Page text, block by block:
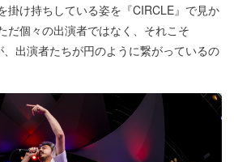
掛け持ちしている姿を『CIRCLE』で見か
だ個々の出演者ではなく、それこそ
、出演者たちが円のように繋がっているの